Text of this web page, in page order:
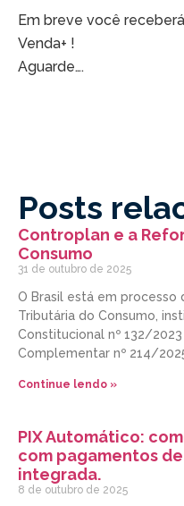
Em breve você
Venda+ !
Aguarde….
Posts
Controplan e a
Consumo
31 de outubro de 2025
O Brasil está em
Tributária do Consumo,
Constitucional nº 132/
Complementar nº 214/
Continue lendo »
PIX Automático:
com pagamentos
integrada.
8 de outubro de 2025